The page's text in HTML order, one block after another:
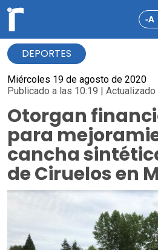
-A
DEPORTES
Miércoles 19 de agosto de 2020
Publicado a las 10:19 | Actualizado
Otorgan
para
cancha
de Ciruelos en